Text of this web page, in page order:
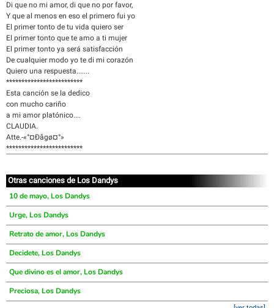
Di que no mi amor, di que no por favor,
Y que al menos en eso el primero fui yo
El primer tonto de tu vida quiero ser
El primer tonto que te amo a ti mujer
El primer tonto ya será satisfacción
De cualquier modo yo te di mi corazón
Quiero una respuesta.......
*************************
Esta canción se la dedico
con mucho cariño
a mi amor platónico....
CLAUDIA.
Atte.-«°¤Ðågø¤°»
*************************
Otras canciones de Los Dandys
10 de mayo, Los Dandys
Urge, Los Dandys
Retrato de amor, Los Dandys
Decidete, Los Dandys
Que divino es el amor, Los Dandys
Preciosa, Los Dandys